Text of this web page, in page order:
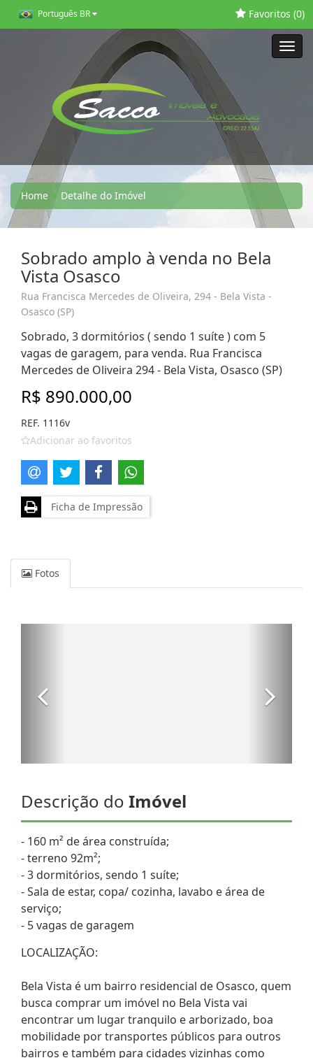
Português BR Favoritos (0)
Home Detalhe do Imóvel
Sobrado amplo à venda no Bela
Vista Osasco
Rua Francisca Mercedes de Oliveira, 294 - Bela Vista -
Osasco (SP)
Sobrado, 3 dormitórios ( sendo 1 suíte ) com 5
vagas de garagem, para venda. Rua Francisca
Mercedes de Oliveira 294 - Bela Vista, Osasco (SP)
R$ 890.000,00
REF. 1116v
Adicionar ao favoritos
Ficha de Impressão
Fotos
Descrição do Imóvel
- 160 m² de área construída;
- terreno 92m²;
- 3 dormitórios, sendo 1 suíte;
- Sala de estar, copa/ cozinha, lavabo e área de
serviço;
- 5 vagas de garagem
LOCALIZAÇÃO:
Bela Vista é um bairro residencial de Osasco, quem
busca comprar um imóvel no Bela Vista vai
encontrar um lugar tranquilo e arborizado, boa
mobilidade por transportes públicos para outros
bairros e também para cidades vizinhas como